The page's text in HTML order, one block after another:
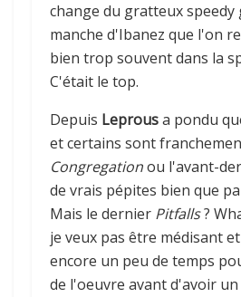
change du gratteux speedy
manche d'Ibanez que l'on
bien trop souvent dans la
C'était le top.
Depuis Leprousa pondu
et certains sont
Congregationou l'avant-
de vrais pépites bien que
Mais le dernier Pitfalls?
je veux pas être médisant
encore un peu de temps
de l'oeuvre avant d'avoir